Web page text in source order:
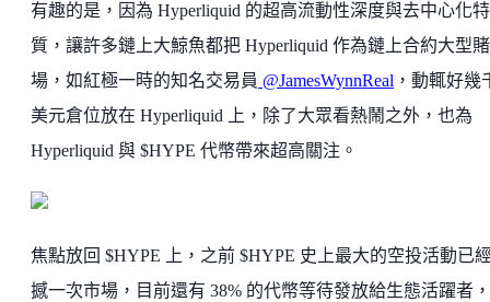
有趣的是，因為 Hyperliquid 的超高流動性深度與去中心化特
質，讓許多鏈上大鯨魚都把 Hyperliquid 作為鏈上合約大型賭
場，如紅極一時的知名交易員 @JamesWynnReal ，動輒好幾
美元倉位放在 Hyperliquid 上，除了大眾看熱鬧之外，也為
Hyperliquid 與 $HYPE 代幣帶來超高關注。
焦點放回 $HYPE 上，之前 $HYPE 史上最大的空投活動已
撼一次市場，目前還有 38% 的代幣等待發放給生態活躍者